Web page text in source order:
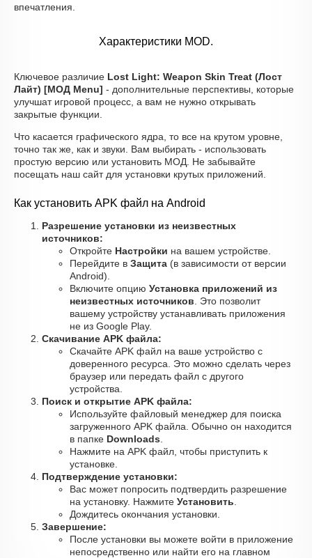
впечатления.
Характеристики MOD.
Ключевое различие Lost Light: Weapon Skin Treat (Лост
Лайт) [МОД Menu] - дополнительные перспективы, которые
улучшат игровой процесс, а вам не нужно открывать
закрытые функции.
Что касается графического ядра, то все на крутом уровне,
точно так же, как и звуки. Вам выбирать - использовать
простую версию или установить МОД. Не забывайте
посещать наш сайт для установки крутых приложений.
Как установить APK файл на Android
Разрешение установки из неизвестных
источников:
Откройте Настройки на вашем устройстве.
Перейдите в Защита (в зависимости от версии
Android).
Включите опцию Установка приложений из
неизвестных источников . Это позволит
вашему устройству устанавливать приложения
не из Google Play.
Скачивание APK файла:
Скачайте APK файл на ваше устройство с
доверенного ресурса. Это можно сделать через
браузер или передать файл с другого
устройства.
Поиск и открытие APK файла:
Используйте файловый менеджер для поиска
загруженного APK файла. Обычно он находится
в папке Downloads
Нажмите на APK файл, чтобы приступить к
установке.
Подтверждение установки:
Вас может попросить подтвердить разрешение
на установку. Нажмите Установить
Дождитесь окончания установки.
Завершение:
После установки вы можете войти в приложение
непосредственно или найти его на главном